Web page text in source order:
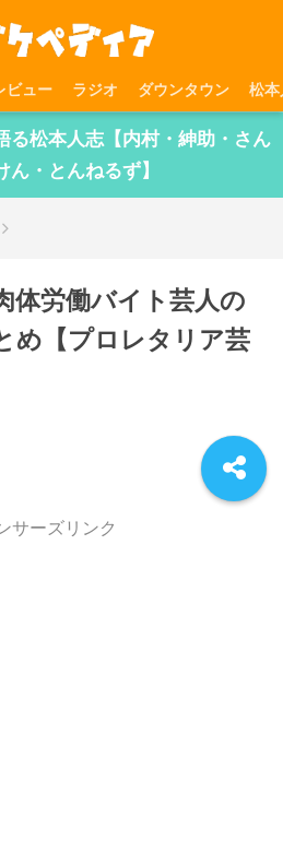
ビュー ラジオ ダウンタウン 松本
る松本人志【内村・紳助・さん
ん・とんねるず】
体労働バイト芸人の
め【プロレタリア芸
サーズリンク